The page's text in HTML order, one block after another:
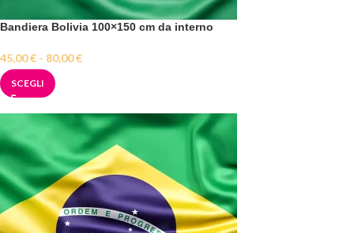
Bandiera Bolivia 100×150 cm da interno
45,00€ - 80,00€
SCEGLI